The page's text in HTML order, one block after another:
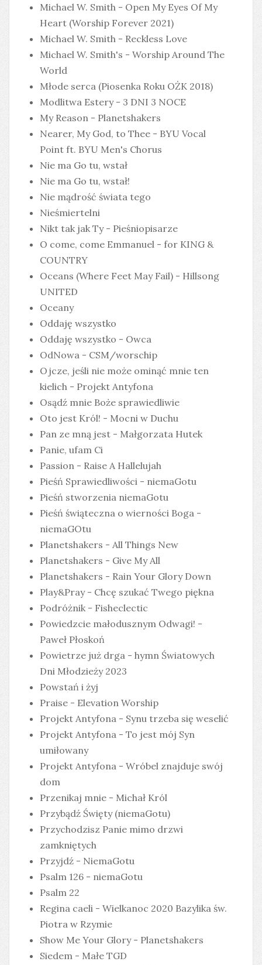
Michael W. Smith - Open My Eyes Of My
Heart (Worship Forever 2021)
Michael W. Smith - Reckless Love
Michael W. Smith's - Worship Around The
World
Młode serca (Piosenka Roku OŻK 2018)
Modlitwa Estery - 3 DNI 3 NOCE
My Reason - Planetshakers
Nearer, My God, to Thee - BYU Vocal
Point ft. BYU Men's Chorus
Nie ma Go tu, wstał
Nie ma Go tu, wstał!
Nie mądrość świata tego
Nieśmiertelni
Nikt tak jak Ty - Pieśniopisarze
O come, come Emmanuel - for KING &
COUNTRY
Oceans (Where Feet May Fail) - Hillsong
UNITED
Oceany
Oddaję wszystko
Oddaję wszystko - Owca
OdNowa - CSM/worschip
Ojcze, jeśli nie może ominąć mnie ten
kielich - Projekt Antyfona
Osądź mnie Boże sprawiedliwie
Oto jest Król! - Mocni w Duchu
Pan ze mną jest - Małgorzata Hutek
Panie, ufam Ci
Passion - Raise A Hallelujah
Pieśń Sprawiedliwości - niemaGotu
Pieśń stworzenia niemaGotu
Pieśń świąteczna o wierności Boga -
niemaGOtu
Planetshakers - All Things New
Planetshakers - Give My All
Planetshakers - Rain Your Glory Down
Play&Pray - Chcę szukać Twego piękna
Podróżnik - Fisheclectic
Powiedzcie małodusznym Odwagi! -
Paweł Płoskoń
Powietrze już drga - hymn Światowych
Dni Młodzieży 2023
Powstań i żyj
Praise - Elevation Worship
Projekt Antyfona - Synu trzeba się weselić
Projekt Antyfona - To jest mój Syn
umiłowany
Projekt Antyfona - Wróbel znajduje swój
dom
Przenikaj mnie - Michał Król
Przybądź Święty (niemaGotu)
Przychodzisz Panie mimo drzwi
zamkniętych
Przyjdź - NiemaGotu
Psalm 126 - niemaGotu
Psalm 22
Regina caeli - Wielkanoc 2020 Bazylika św.
Piotra w Rzymie
Show Me Your Glory - Planetshakers
Siedem - Małe TGD